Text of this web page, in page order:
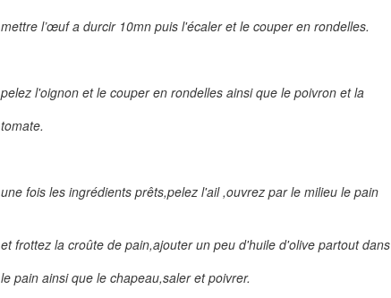
mettre l’œuf a durcir 10mn puis l'écaler et le couper en rondelles.
pelez l'oignon et le couper en rondelles ainsi que le poivron et la
tomate.
une fois les ingrédients prêts,pelez l'ail ,ouvrez par le milieu le pain
et frottez la croûte de pain,ajouter un peu d'huile d'olive partout dans
le pain ainsi que le chapeau,saler et poivrer.